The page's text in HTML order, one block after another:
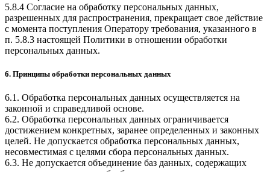
5.8.4 Согласие на обработку персональных данных,
разрешенных для распространения, прекращает свое действие
с момента поступления Оператору требования, указанного в
п. 5.8.3 настоящей Политики в отношении обработки
персональных данных.
6. Принципы обработки персональных данных
6.1. Обработка персональных данных осуществляется на
законной и справедливой основе.
6.2. Обработка персональных данных ограничивается
достижением конкретных, заранее определенных и законных
целей. Не допускается обработка персональных данных,
несовместимая с целями сбора персональных данных.
6.3. Не допускается объединение баз данных, содержащих